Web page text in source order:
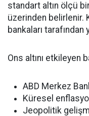
standart altın ölçü
üzerinden belirlenir.
bankaları tarafından
Ons altını etkileyen
ABD Merkez
Küresel
Jeopolitik